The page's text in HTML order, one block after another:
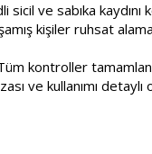
ve sabıka
kişiler ruhsat
kontroller
ve kullanımı detaylı